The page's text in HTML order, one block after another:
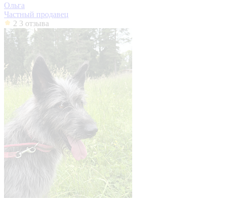
Ольга
Частный продавец
2 3 отзыва